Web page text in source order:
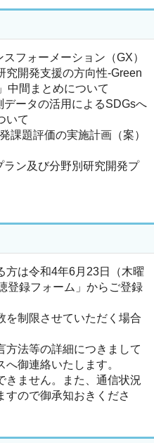
ォーメーション（GX）
究開発支援の方向性-Green
中間まとめについて
タの活用によるSDGsへ
いて
評価の実施計画（案）
及び分野別研究開発プ
令和4年6月23日（木曜
登録フォーム」からご登録
限させていただく場合
等の詳細につきまして
御連絡いたします。
せん。また、通信状況
すので御承知おきくださ